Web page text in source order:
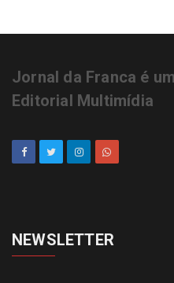
Jornal da Franca é
Editorial Multimídia
NEWSLETTER